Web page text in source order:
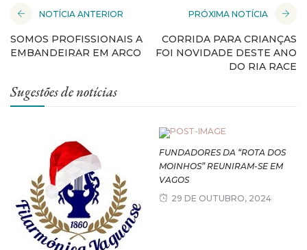
NOTÍCIA ANTERIOR
SOMOS PROFISSIONAIS A
EMBANDEIRAR EM ARCO
PRÓXIMA NOTÍCIA
CORRIDA PARA CRIANÇAS
FOI NOVIDADE DESTE ANO
DO RIA RACE
Sugestões de notícias
FUNDADORES DA “ROTA DOS
MOINHOS” REUNIRAM-SE EM
VAGOS
29 DE OUTUBRO, 2024